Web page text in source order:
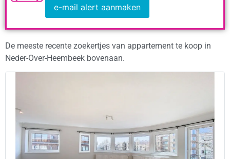
e-mail alert aanmaken
De meeste recente zoekertjes van appartement te koop in
Neder-Over-Heembeek bovenaan.